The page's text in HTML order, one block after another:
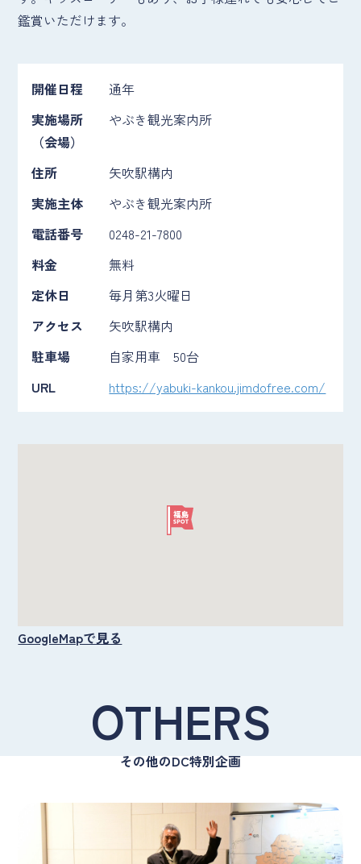
鑑賞いただけます。
開催日程
通年
実施場所
（会場）
やぶき観光案内所
住所
矢吹駅構内
実施主体
やぶき観光案内所
電話番号
0248-21-7800
料金
無料
定休日
毎月第3火曜日
アクセス
矢吹駅構内
駐車場
自家用車 50台
URL
https://yabuki-kankou.jimdofree.com/
GoogleMapで見る
OTHERS
その他のDC特別企画